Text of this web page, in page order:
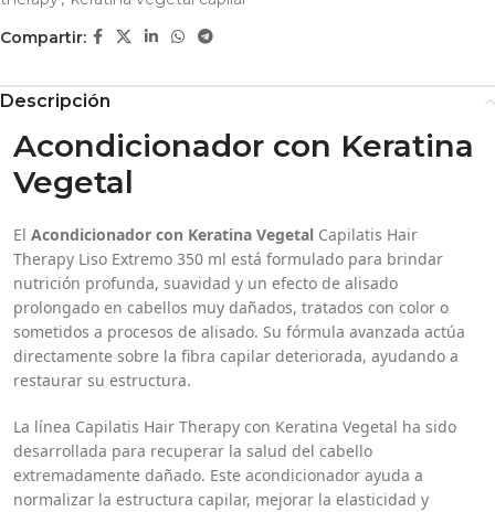
Compartir:
Descripción
Acondicionador con Keratina
Vegetal
El Acondicionador con Keratina Vegetal Capilatis Hair
Therapy Liso Extremo 350 ml está formulado para brindar
nutrición profunda, suavidad y un efecto de alisado
prolongado en cabellos muy dañados, tratados con color o
sometidos a procesos de alisado. Su fórmula avanzada actúa
directamente sobre la fibra capilar deteriorada, ayudando a
restaurar su estructura.
La línea Capilatis Hair Therapy con Keratina Vegetal ha sido
desarrollada para recuperar la salud del cabello
extremadamente dañado. Este acondicionador ayuda a
normalizar la estructura capilar, mejorar la elasticidad y